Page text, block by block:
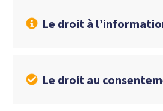
Le droit à
Le droit au